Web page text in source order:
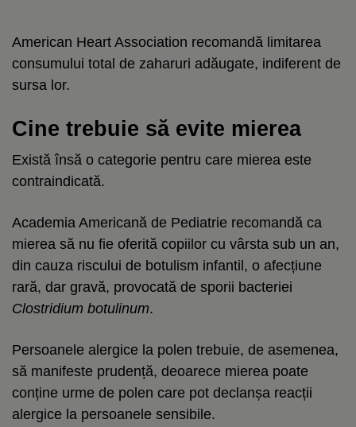
American Heart Association recomandă limitarea
consumului total de zaharuri adăugate, indiferent de
sursa lor.
Cine trebuie să evite mierea
Există însă o categorie pentru care mierea este
contraindicată.
Academia Americană de Pediatrie recomandă ca
mierea să nu fie oferită copiilor cu vârsta sub un an,
din cauza riscului de botulism infantil, o afecțiune
rară, dar gravă, provocată de sporii bacteriei
Clostridium botulinum.
Persoanele alergice la polen trebuie, de asemenea,
să manifeste prudență, deoarece mierea poate
conține urme de polen care pot declanșa reacții
alergice la persoanele sensibile.